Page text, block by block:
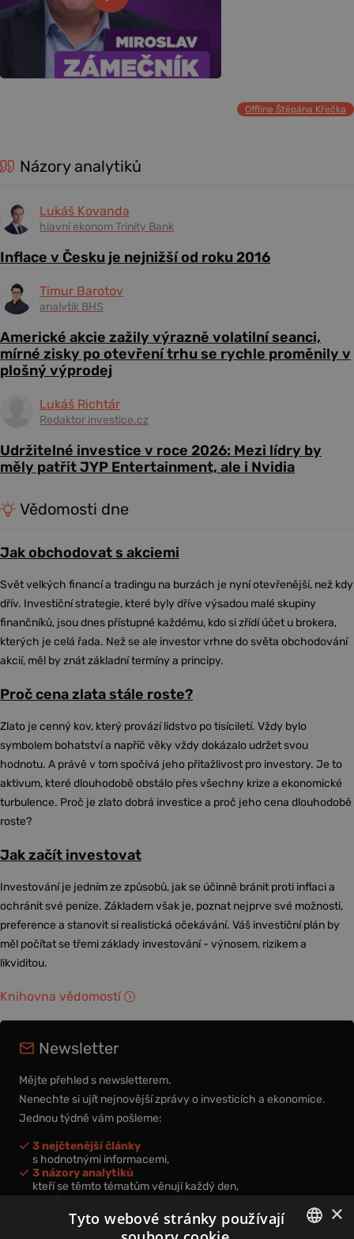
Offline Štěpána Křečka
Názory analytiků
Lukáš Kovanda
hlavní ekonom Trinity Bank
Inflace v Česku je nejnižší od roku 2016
Timur Barotov
analytik BHS
Americké akcie zažily výrazně volatilní seanci,
mírné zisky po otevření trhu se rychle proměnily v
plošný výprodej
Lukáš Richtár
Redaktor investice.cz
Udržitelné investice v roce 2026: Mezi lídry by
měly patřit JYP Entertainment, ale i Nvidia
Vědomosti dne
Jak obchodovat s akciemi
Svět velkých financí a tradingu na burzách je nyní otevřenější, než kdy
dřív. Investiční strategie, které byly dříve výsadou malé skupiny
finančníků, jsou dnes přístupné každému, kdo si zřídí účet u brokera,
kterých je celá řada. Než se ale investor vrhne do světa obchodování
akcií, měl by znát základní termíny a principy.
Proč cena zlata stále roste?
Zlato je cenný kov, který provází lidstvo po tisíciletí. Vždy bylo
symbolem bohatství a napříč věky vždy dokázalo udržet svou
hodnotu. A právě v tom spočívá jeho přitažlivost pro investory. Je to
aktivum, které dlouhodobě obstálo přes všechny krize a ekonomické
turbulence. Proč je zlato dobrá investice a proč jeho cena dlouhodobě
roste?
Jak začít investovat
Investování je jedním ze způsobů, jak se účinně bránit proti inflaci a
ochránit své peníze. Základem však je, poznat nejprve své možnosti,
preference a stanovit si realistická očekávání. Váš investiční plán by
měl počítat se třemi základy investování - výnosem, rizikem a
likviditou.
Knihovna vědomostí
Newsletter
Mějte přehled s newsletterem.
Nenechte si ujít nejnovější zprávy o investicích a ekonomice.
Jednou týdně vám pošleme:
3 nejčtenější články
s hodnotnými informacemi,
3 názory analytiků
kteří se těmto tématům věnují každý den,
nová videa a podcasty
k prohloubení vašich znalostí.
×
Tyto webové stránky používají